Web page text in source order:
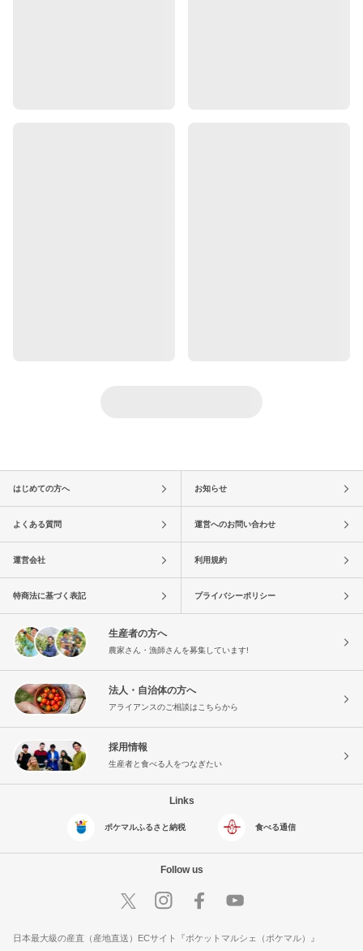
はじめての方へ お知らせ
よくある質問 運営へのお問い合わせ
運営会社 利用規約
特商法に基づく表記 プライバシーポリシー
生産者の方へ
農家さん・漁師さんを募集しています!
法人・自治体の方へ
アライアンスのご相談はこちらから
採用情報
生産者と食べる人をつなぎたい
Links
ポケマルふるさと納税 食べる通信
Follow us
日本最大級の産直（産地直送）ECサイト『ポケットマルシェ（ポケマル）』